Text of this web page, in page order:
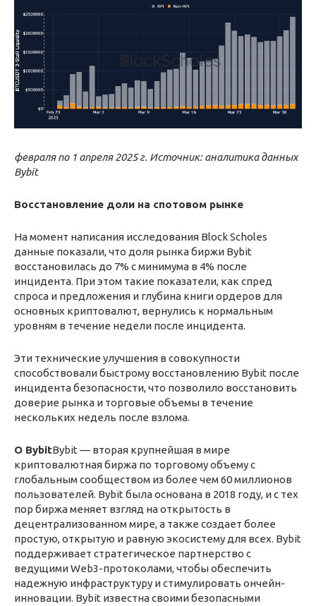
февраля по 1 апреля 2025 г. Источник: аналитика данных
Bybit
Восстановление доли на спотовом рынке
На момент написания исследования Block Scholes
данные показали, что доля рынка биржи Bybit
восстановилась до 7% с минимума в 4% после
инцидента. При этом такие показатели, как спред
спроса и предложения и глубина книги ордеров для
основных криптовалют, вернулись к нормальным
уровням в течение недели после инцидента.
Эти технические улучшения в совокупности
способствовали быстрому восстановлению Bybit после
инцидента безопасности, что позволило восстановить
доверие рынка и торговые объемы в течение
нескольких недель после взлома.
О BybitBybit — вторая крупнейшая в мире
криптовалютная биржа по торговому объему с
глобальным сообществом из более чем 60 миллионов
пользователей. Bybit была основана в 2018 году, и с тех
пор биржа меняет взгляд на открытость в
децентрализованном мире, а также создает более
простую, открытую и равную экосистему для всех. Bybit
поддерживает стратегическое партнерство с
ведущими Web3-протоколами, чтобы обеспечить
надежную инфраструктуру и стимулировать ончейн-
инновации. Bybit известна своими безопасными